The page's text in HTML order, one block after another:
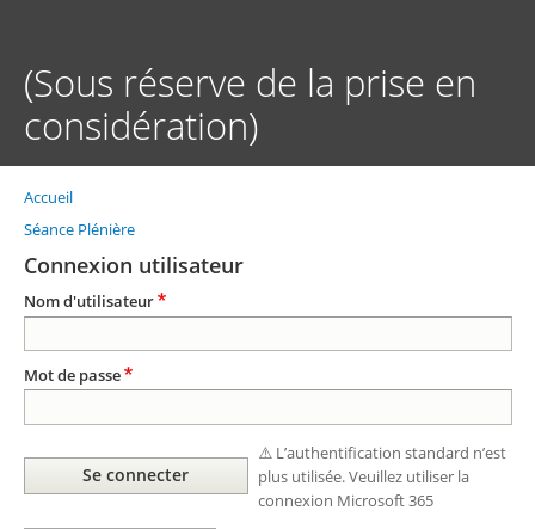
principal
(Sous réserve de la prise en
considération)
Fil
d'Ariane
Accueil
Séance Plénière
Connexion utilisateur
Nom d'utilisateur
Mot de passe
⚠️ L’authentification standard n’est
plus utilisée. Veuillez utiliser la
connexion Microsoft 365